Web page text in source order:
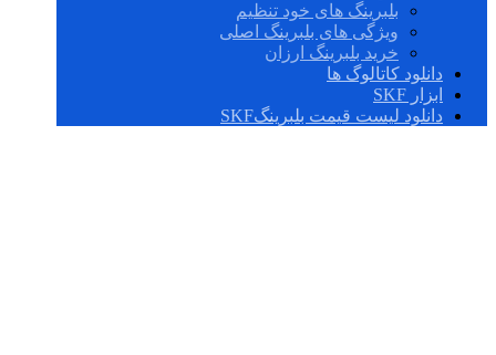
بلبرینگ های خود تنظیم
ویژگی های بلبرینگ اصلی
خرید بلبرینگ ارزان
دانلود کاتالوگ ها
ابزار SKF
دانلود لیست قیمت بلبرینگSKF